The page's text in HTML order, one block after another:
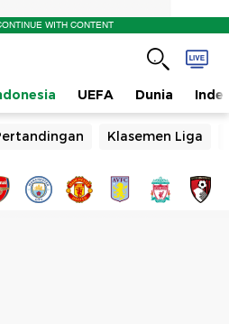
WITH CONTENT
UEFA Dunia
Klasemen Liga